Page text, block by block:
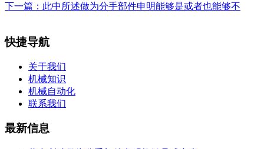
下一篇： 此中所述做为分手部件申明能够是或者也能够不
快捷导航
关于我们
机械知识
机械自动化
联系我们
最新信息